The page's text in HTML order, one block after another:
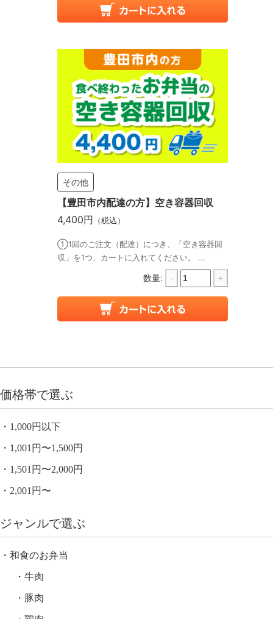
その他
【豊田市内配達の方】空き容器回収
4,400円 （税込）
①1回のご注文（配達）につき、「空き容器回
収」を1つ、カートに入れてください。 ...
数量: - +
価格帯で選ぶ
1,000円以下
1,001円〜1,500円
1,501円〜2,000円
2,001円〜
ジャンルで選ぶ
和食のお弁当
牛肉
豚肉